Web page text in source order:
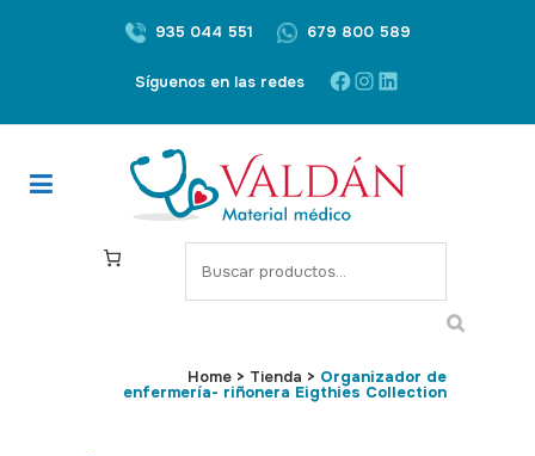
935 044 551 679 800 589
Síguenos en las redes Facebook
Instagram
LinkedIn
S
e
c
h
Home > Tienda > Organizador de
enfermería- riñonera Eigthies Collection